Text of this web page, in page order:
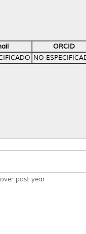
ORCID
NO
past year